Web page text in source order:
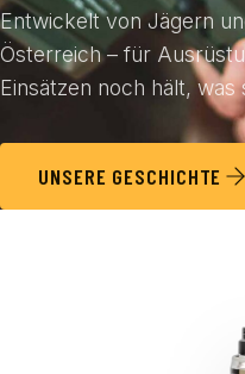
Entwickelt von Jägern
Österreich – für
Einsätzen noch hält,
UNSERE GESCHICHTE